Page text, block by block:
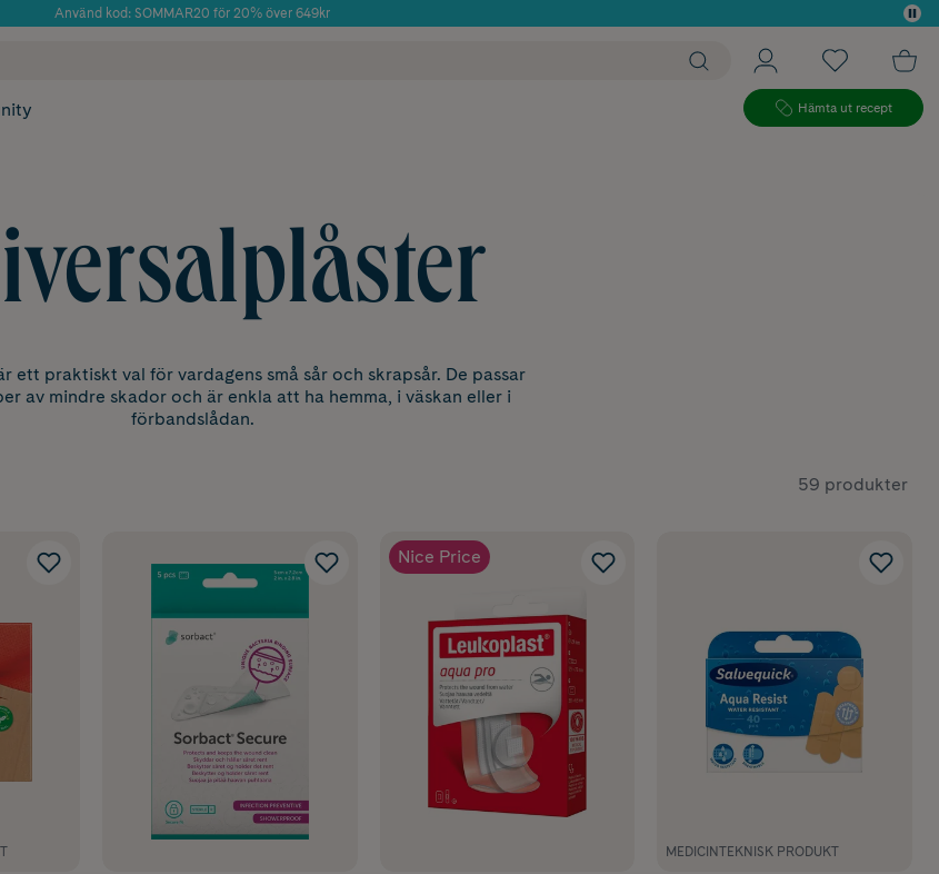
Använd kod: SOMMAR20 för 20% över 649kr
Hämta ut recept
ett praktiskt val för vardagens små sår och skrapsår. De passar
av mindre skador och är enkla att ha hemma, i väskan eller i
förbandslådan.
59 produkter
Nice Price
MEDICINTEKNISK PRODUKT